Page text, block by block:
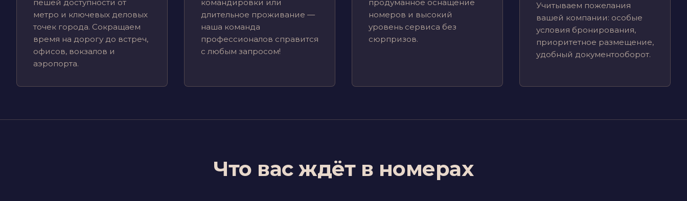
пешей доступности от
метро и ключевых деловых
точек города. Сокращаем
время на дорогу до встреч,
офисов, вокзалов и
аэропорта.
командировки или
длительное проживание —
наша команда
профессионалов справится
с любым запросом!
продуманное оснащение
номеров и высокий
уровень сервиса без
сюрпризов.
Учитываем пожелания
вашей компании: особые
условия бронирования,
приоритетное размещение,
удобный документооборот.
Что вас ждёт в номерах